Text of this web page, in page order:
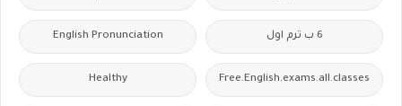
6 ب ترم اول English Pronunciation
Free.English.exams.all.classes
Healthy